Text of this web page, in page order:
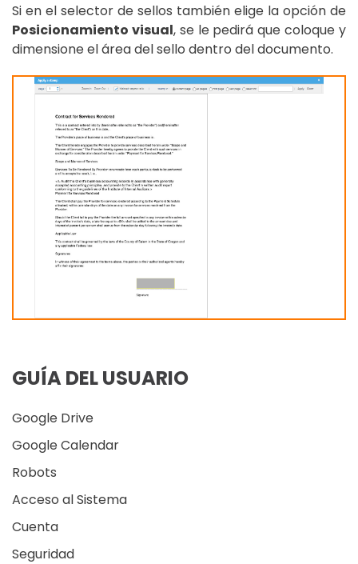
Si en el selector de sellos también elige la opción de
Posicionamiento visual, se le pedirá que coloque y
dimensione el área del sello dentro del documento.
GUÍA DEL USUARIO
Google Drive
Google Calendar
Robots
Acceso al Sistema
Cuenta
Seguridad